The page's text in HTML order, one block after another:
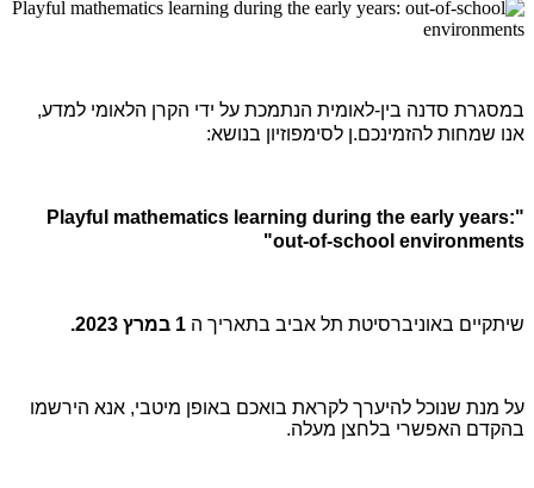
במסגרת סדנה בין-לאומית הנתמכת על ידי הקרן הלאומי למדע,
אנו שמחות להזמינכם.ן לסימפוזיון בנושא:
"
Playful mathematics learning during the early years:
out-of-school environments
"
שיתקיים באוניברסיטת תל אביב בתאריך ה
על מנת שנוכל להיערך לקראת בואכם באופן מיטבי, אנא הירשמו
בהקדם האפשרי בלחצן מעלה.